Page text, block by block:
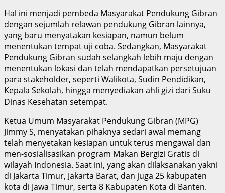
Hal ini menjadi pembeda Masyarakat Pendukung Gibran
dengan sejumlah relawan pendukung Gibran lainnya,
yang baru menyatakan kesiapan, namun belum
menentukan tempat uji coba. Sedangkan, Masyarakat
Pendukung Gibran sudah selangkah lebih maju dengan
menentukan lokasi dan telah mendapatkan persetujuan
para stakeholder, seperti Walikota, Sudin Pendidikan,
Kepala Sekolah, hingga menyediakan ahli gizi dari Suku
Dinas Kesehatan setempat.
Ketua Umum Masyarakat Pendukung Gibran (MPG)
Jimmy S, menyatakan pihaknya sedari awal memang
telah menyetakan kesiapan untuk terus mengawal dan
men-sosialisasikan program Makan Bergizi Gratis di
wilayah Indonesia. Saat ini, yang akan dilaksanakan yakni
di Jakarta Timur, Jakarta Barat, dan juga 25 kabupaten
kota di Jawa Timur, serta 8 Kabupaten Kota di Banten.